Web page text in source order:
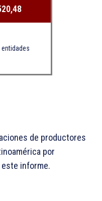
de productores
por
informe.